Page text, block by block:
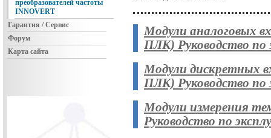
преобразователей частоты
INNOVERT
Гарантия / Сервис
Форум
Карта сайта
Модули аналоговых
ПЛК) Руководство по
Модули дискретных
ПЛК) Руководство по
Модули измерения
Руководство по